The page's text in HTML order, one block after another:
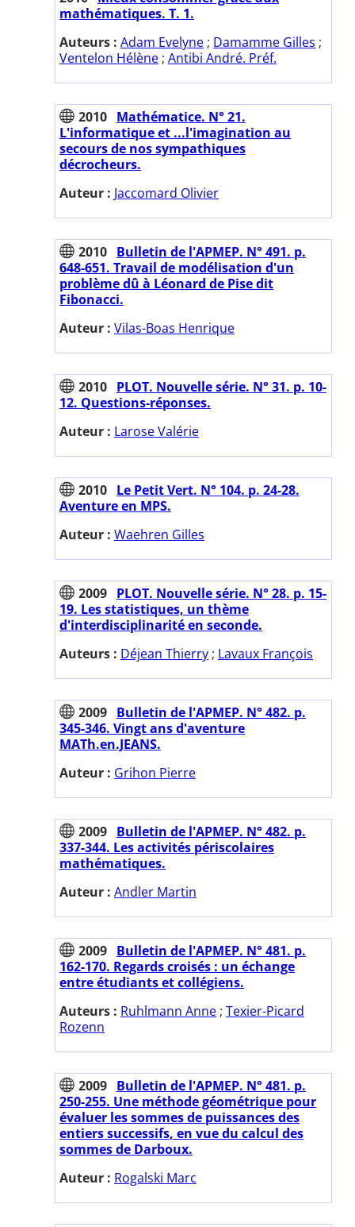
mathématiques. T. 1.
Auteurs : Adam Evelyne ; Damamme Gilles ;
Ventelon Hélène ; Antibi André. Préf.
2010 Mathématice. N° 21.
L'informatique et ...l'imagination au
secours de nos sympathiques
décrocheurs.
Auteur : Jaccomard Olivier
2010 Bulletin de l'APMEP. N° 491. p.
648-651. Travail de modélisation d'un
problème dû à Léonard de Pise dit
Fibonacci.
Auteur : Vilas-Boas Henrique
2010 PLOT. Nouvelle série. N° 31. p. 10-
12. Questions-réponses.
Auteur : Larose Valérie
2010 Le Petit Vert. N° 104. p. 24-28.
Aventure en MPS.
Auteur : Waehren Gilles
2009 PLOT. Nouvelle série. N° 28. p. 15-
19. Les statistiques, un thème
d'interdisciplinarité en seconde.
Auteurs : Déjean Thierry ; Lavaux François
2009 Bulletin de l'APMEP. N° 482. p.
345-346. Vingt ans d'aventure
MATh.en.JEANS.
Auteur : Grihon Pierre
2009 Bulletin de l'APMEP. N° 482. p.
337-344. Les activités périscolaires
mathématiques.
Auteur : Andler Martin
2009 Bulletin de l'APMEP. N° 481. p.
162-170. Regards croisés : un échange
entre étudiants et collégiens.
Auteurs : Ruhlmann Anne ; Texier-Picard
Rozenn
2009 Bulletin de l'APMEP. N° 481. p.
250-255. Une méthode géométrique pour
évaluer les sommes de puissances des
entiers successifs, en vue du calcul des
sommes de Darboux.
Auteur : Rogalski Marc